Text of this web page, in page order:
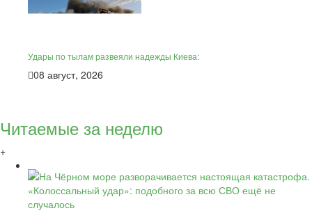
Удары по тылам развеяли надежды Киева:
08 август, 2026
Читаемые за неделю
+